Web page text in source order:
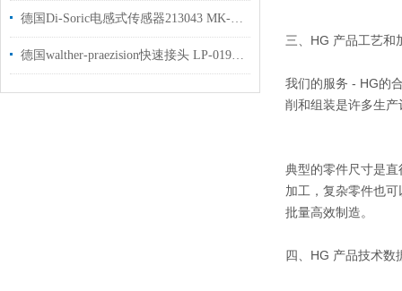
德国Di-Soric电感式传感器213043 MK-Z-8/4用于汽车零部件制造行业
德国walther-praezision快速接头 LP-019-0-WR533-11-1用于钢厂使用
三、HG 产品工艺和
我们的服务 - HG的
削和组装是许多生
典型的零件尺寸是
加工，复杂零件也
批量高效制造。
四、HG 产品技术数